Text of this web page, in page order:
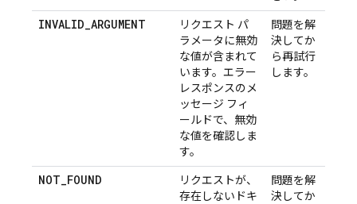
INVALID_ARGUMENT
リクエスト パ
ラメータに無効
な値が含まれて
います。エラー
レスポンスのメ
ッセージ フィ
ールドで、無効
な値を確認しま
す。
問題を解
決してか
ら再試行
します。
NOT_FOUND
リクエストが、
存在しないドキ
問題を解
決してか